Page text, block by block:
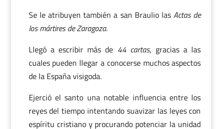
Se le atribuyen también a san Braulio lasActas de
los mártires de Zaragoza.
Llegó a escribir más de 44 cartas, gracias a las
cuales pueden llegar a conocerse muchos aspectos
de la España visigoda.
Ejerció el santo una notable influencia entre los
reyes del tiempo intentando suavizar las leyes con
espíritu cristiano y procurando potenciar la unidad